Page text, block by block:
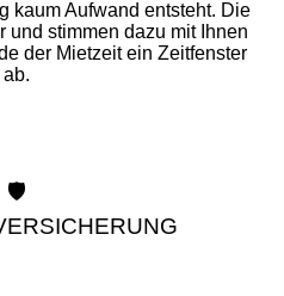
kaum Aufwand entsteht. Die
stimmen dazu mit Ihnen
der Mietzeit ein Zeitfenster
ab.
🛡️